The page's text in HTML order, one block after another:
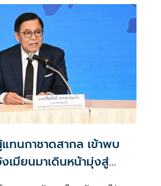
นกาชาดสากล เข้าพบ
เมียนมาเดินหน้ามุ่งสู่